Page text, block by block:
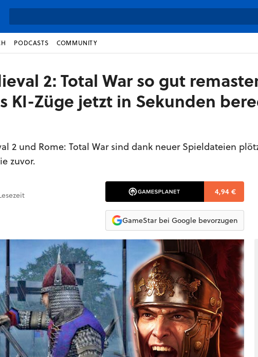
PODCASTS COMMUNITY
2: Total War so gut
KI-Züge jetzt in Sekunden
2 und Rome: Total War sind dank neuer Spieldateien
zuvor.
4,94 €
GameStar bei Google bevorzugen